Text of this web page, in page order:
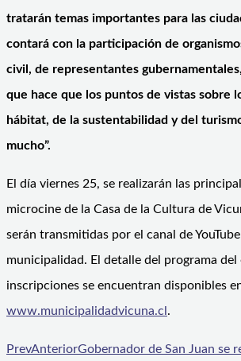
tratarán temas importantes para las
contará con la participación de
civil, de representantes
que hace que los puntos de vistas sobre
hábitat, de la sustentabilidad y del
mucho”.
El día viernes 25, se realizarán las
microcine de la Casa de la Cultura de
serán transmitidas por el canal de
municipalidad. El detalle del programa del
inscripciones se encuentran disponibles
www.municipalidadvicuna.cl.
PrevAnteriorGobernador de San Juan se